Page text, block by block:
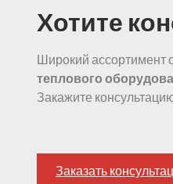
Хотите
Широкий ассортимент
теплового
Закажите
Заказать